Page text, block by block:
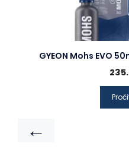
GYEON Mohs EVO
←